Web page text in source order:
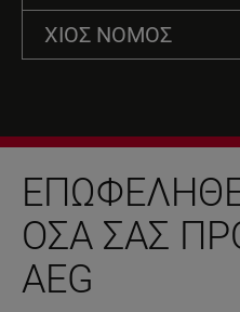
ΧΙΟΣ ΝΟΜΟΣ
ΌΣΑ ΣΑΣ
AEG